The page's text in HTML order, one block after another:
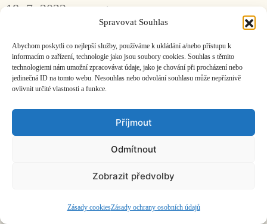
Spravovat Souhlas
Abychom poskytli co nejlepší služby, používáme k ukládání a/nebo přístupu k
informacím o zařízení, technologie jako jsou soubory cookies. Souhlas s těmito
technologiemi nám umožní zpracovávat údaje, jako je chování při procházení nebo
jedinečná ID na tomto webu. Nesouhlas nebo odvolání souhlasu může nepříznivě
ovlivnit určité vlastnosti a funkce.
Příjmout
Odmítnout
Zobrazit předvolby
Zásady cookiesZásady ochrany osobních údajů
18. 7. 2022 Jan Faix
Strhující jazz hardcoreový nářez s třešničkou na
dortu v podobě hostujícího Nicka Cavea.
ČASOPIS O JINÉ HUDBĚ | vydáváHudební informační středisko